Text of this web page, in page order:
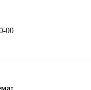
00